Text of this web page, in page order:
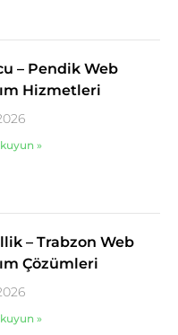
– Pendik Web
Hizmetleri
»
– Trabzon Web
Çözümleri
»